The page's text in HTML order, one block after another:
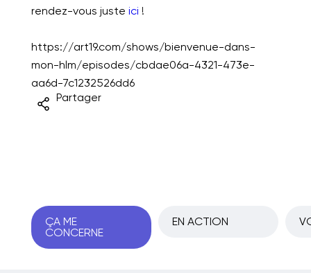
rendez-vous juste ici !
https://art19.com/shows/bienvenue-dans-
mon-hlm/episodes/cbdae06a-4321-473e-
aa6d-7c1232526dd6
Partager
ÇA ME
CONCERNE
EN ACTION